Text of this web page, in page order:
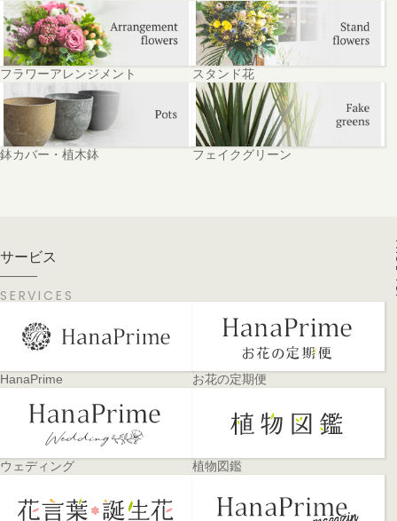
フラワーアレンジメント スタンド花
鉢カバー・植木鉢 フェイクグリーン
サービス
SERVICES
HanaPrime お花の定期便
ウェディング 植物図鑑